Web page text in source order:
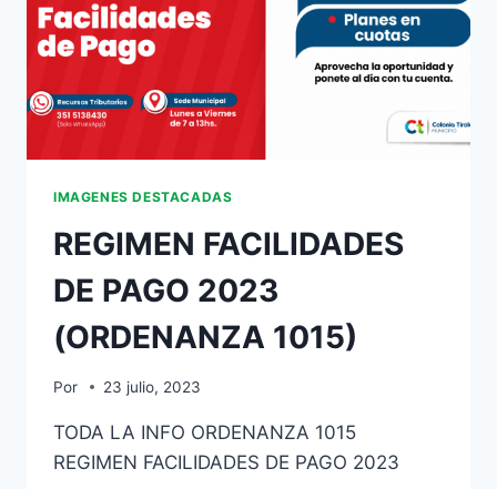
IMAGENES DESTACADAS
REGIMEN FACILIDADES
DE PAGO 2023
(ORDENANZA 1015)
Por 23 julio, 2023
TODA LA INFO ORDENANZA 1015
REGIMEN FACILIDADES DE PAGO 2023